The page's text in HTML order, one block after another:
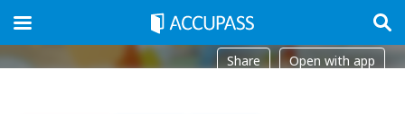
Share Open with app